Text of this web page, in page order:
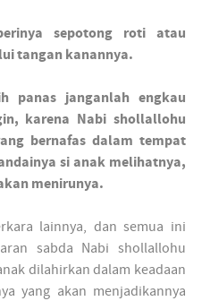
sepotong roti atau
tangan kanannya.
panas janganlah engkau
karena Nabi shollallohu
bernafas dalam tempat
si anak melihatnya,
menirunya.
lainnya, dan semua ini
sabda Nabi shollallohu
dilahirkan dalam keadaan
yang akan menjadikannya